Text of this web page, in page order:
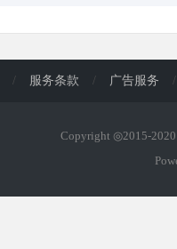
/ 服务条款 / 广告服务 /
Copyright ◎2015-